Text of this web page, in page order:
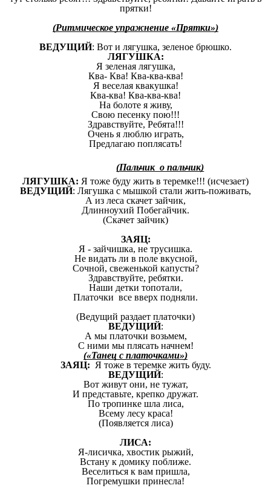
прятки!
(Ритмическое упражнение «Прятки»)
ВЕДУЩИЙ: Вот и лягушка, зеленое брюшко.
ЛЯГУШКА:
Я зеленая лягушка,
Ква- Ква! Ква-ква-ква!
Я веселая квакушка!
Ква-ква! Ква-ква-ква!
На болоте я живу,
Свою песенку пою!!!
Здравствуйте, Ребята!!!
Очень я люблю играть,
Предлагаю поплясать!
(Пальчик о пальчик)
ЛЯГУШКА: Я тоже буду жить в теремке!!! (исчезает)
ВЕДУЩИЙ: Лягушка с мышкой стали жить-поживать,
А из леса скачет зайчик,
Длинноухий Побегайчик.
(Скачет зайчик)
ЗАЯЦ:
Я - зайчишка, не трусишка.
Не видать ли в поле вкусной,
Сочной, свеженькой капусты?
Здравствуйте, ребятки.
Наши детки топотали,
Платочки все вверх подняли.
(Ведущий раздает платочки)
ВЕДУЩИЙ:
А мы платочки возьмем,
С ними мы плясать начнем!
(«Танец с платочками»)
ЗАЯЦ: Я тоже в теремке жить буду.
ВЕДУЩИЙ:
Вот живут они, не тужат,
И представьте, крепко дружат.
По тропинке шла лиса,
Всему лесу краса!
(Появляется лиса)
ЛИСА:
Я-лисичка, хвостик рыжий,
Встану к домику поближе.
Веселиться к вам пришла,
Погремушки принесла!